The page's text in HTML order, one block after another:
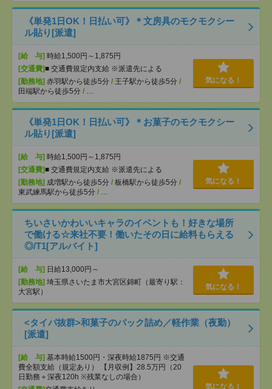
《単発1日OK！日払い可》＊文房具のモクモクシー
ル貼り[派遣]
[給 与] 時給1,500円～1,875円
[交通費]■ 交通費規定内支給 ※派遣先による
[勤務地] 赤羽駅から徒歩5分 / 王子駅から徒歩5分 /
田端駅から徒歩5分 / …
気になる！
《単発1日OK！日払い可》＊お菓子のモクモクシー
ル貼り[派遣]
[給 与] 時給1,500円～1,875円
[交通費]■ 交通費規定内支給 ※派遣先による
[勤務地] 成増駅から徒歩5分 / 板橋駅から徒歩5分 /
東武練馬駅から徒歩5分 / …
気になる！
ちいさいかわいいキャラのイベントも！好きな場所
で働ける☆来社不要！働いたその日に給料もらえる
◎/T1[アルバイト]
[給 与] 日給13,000円～
[勤務地] 埼玉県さいたま市大宮区錦町（最寄り駅：
大宮駅）
気になる！
<タイパ抜群>和菓子のパック詰め／軽作業（夜勤）
[派遣]
[給 与] 基本時給1500円・深夜時給1875円 ※交通
費全額支給（規定あり） 【月収例】28.5万円（20
日勤務＋深夜120h ※残業なしの場合）
気になる！